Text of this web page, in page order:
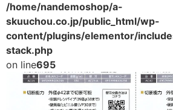
/home/nandemoshop/a-
skuuchou.co.jp/public_html/wp-
content/plugins/elementor/
stack.php
on line695